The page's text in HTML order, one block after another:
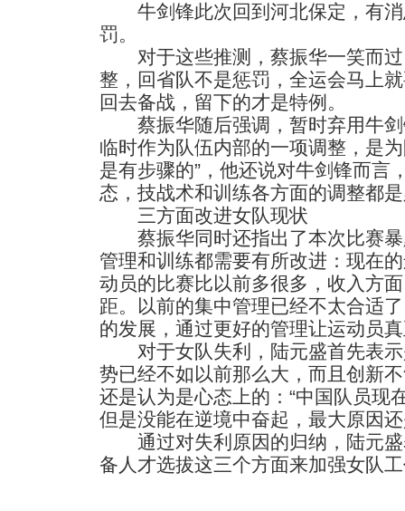
牛剑锋此次回到河北保定，有消
罚。
对于这些推测，蔡振华一笑而过
整，回省队不是惩罚，全运会马上
回去备战，留下的才是特例。
蔡振华随后强调，暂时弃用牛剑
临时作为队伍内部的一项调整，是
是有步骤的”，他还说对牛剑锋而言
态，技战术和训练各方面的调整都
三方面改进女队现状
蔡振华同时还指出了本次比赛暴
管理和训练都需要有所改进：现在
动员的比赛比以前多很多，收入方
距。以前的集中管理已经不太合适
的发展，通过更好的管理让运动员
对于女队失利，陆元盛首先表示
势已经不如以前那么大，而且创新
还是认为是心态上的：“中国队员现
但是没能在逆境中奋起，最大原因
通过对失利原因的归纳，陆元盛
备人才选拔这三个方面来加强女队